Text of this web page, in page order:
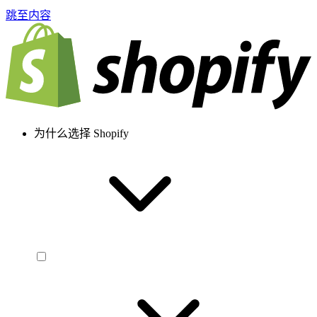
跳至内容
为什么选择 Shopify